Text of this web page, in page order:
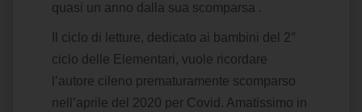
quasi un anno dalla sua scomparsa .
Il ciclo di letture, dedicato ai bambini del 2°
ciclo delle Elementari, vuole ricordare
l’autore cileno prematuramente scomparso
nell’aprile del 2020 per Covid. Amatissimo in